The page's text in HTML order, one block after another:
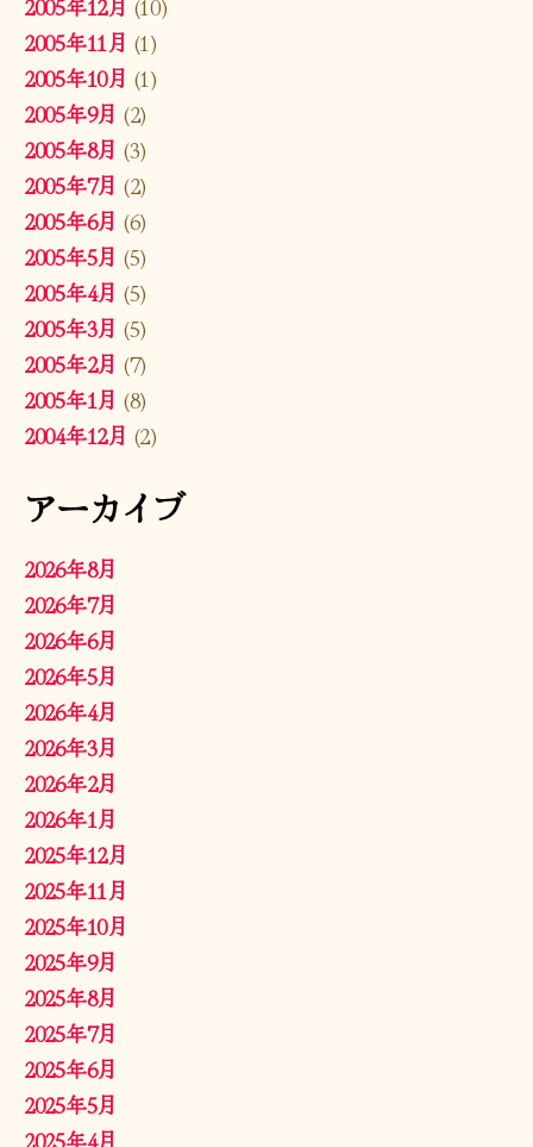
2005年11月 (1)
2005年10月 (1)
2005年9月 (2)
2005年8月 (3)
2005年7月 (2)
2005年6月 (6)
2005年5月 (5)
2005年4月 (5)
2005年3月 (5)
2005年2月 (7)
2005年1月 (8)
2004年12月 (2)
アーカイブ
2026年8月
2026年7月
2026年6月
2026年5月
2026年4月
2026年3月
2026年2月
2026年1月
2025年12月
2025年11月
2025年10月
2025年9月
2025年8月
2025年7月
2025年6月
2025年5月
2025年4月